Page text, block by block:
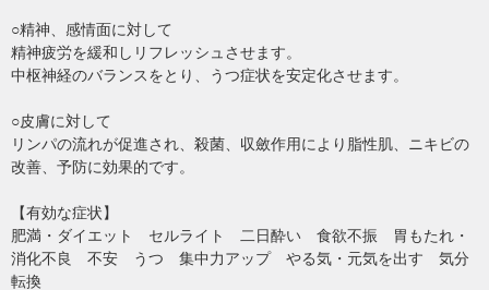
○精神、感情面に対して
精神疲労を緩和しリフレッシュさせます。
中枢神経のバランスをとり、うつ症状を安定化させます。
○皮膚に対して
リンパの流れが促進され、殺菌、収斂作用により脂性肌、ニキビの
改善、予防に効果的です。
【有効な症状】
肥満・ダイエット セルライト 二日酔い 食欲不振 胃もたれ・
消化不良 不安 うつ 集中力アップ やる気・元気を出す 気分
転換